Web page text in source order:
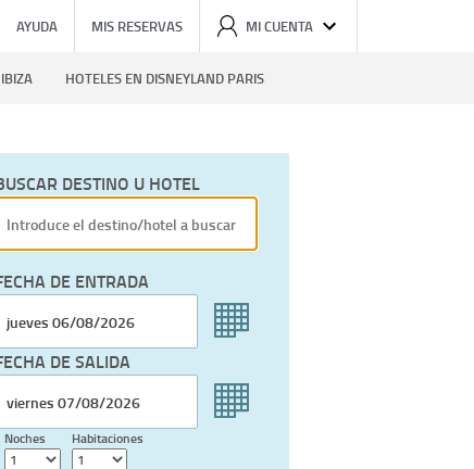
AYUDA MIS RESERVAS MI CUENTA
HOTELES EN DISNEYLAND PARIS
DESTINO U HOTEL
DE ENTRADA
DE SALIDA
Noches Habitaciones